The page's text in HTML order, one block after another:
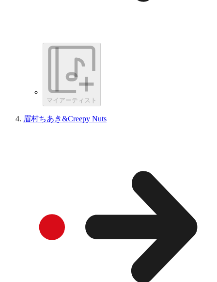
マイアーティスト
眉村ちあき&Creepy Nuts